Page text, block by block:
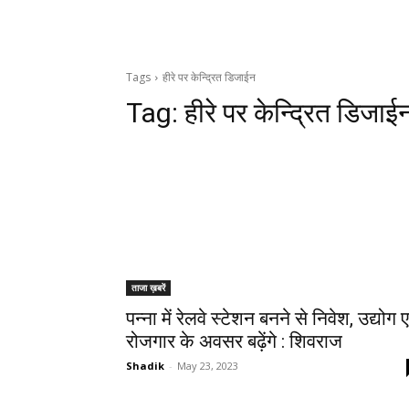
Tags हीरे पर केन्द्रित डिजाईन
Tag:हीरे पर केन्द्रित
ताजा ख़बरें
पन्ना में रेलवे स्टेशन बनने से निवेश, उद्योग
रोजगार के अवसर बढ़ेंगे : शिवराज
Shadik - May 23, 2023